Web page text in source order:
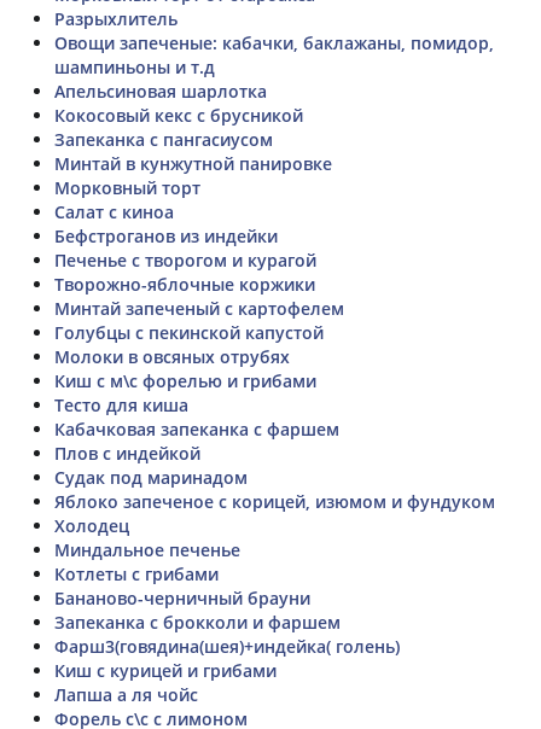
Разрыхлитель
Овощи запеченые: кабачки, баклажаны, помидор,
шампиньоны и т.д
Апельсиновая шарлотка
Кокосовый кекс с брусникой
Запеканка с пангасиусом
Минтай в кунжутной панировке
Морковный торт
Салат с киноа
Бефстроганов из индейки
Печенье с творогом и курагой
Творожно-яблочные коржики
Минтай запеченый с картофелем
Голубцы с пекинской капустой
Молоки в овсяных отрубях
Киш с м\с форелью и грибами
Тесто для киша
Кабачковая запеканка с фаршем
Плов с индейкой
Судак под маринадом
Яблоко запеченое с корицей, изюмом и фундуком
Холодец
Миндальное печенье
Котлеты с грибами
Бананово-черничный брауни
Запеканка с брокколи и фаршем
Фарш3(говядина(шея)+индейка( голень)
Киш с курицей и грибами
Лапша а ля чойс
Форель с\с с лимоном